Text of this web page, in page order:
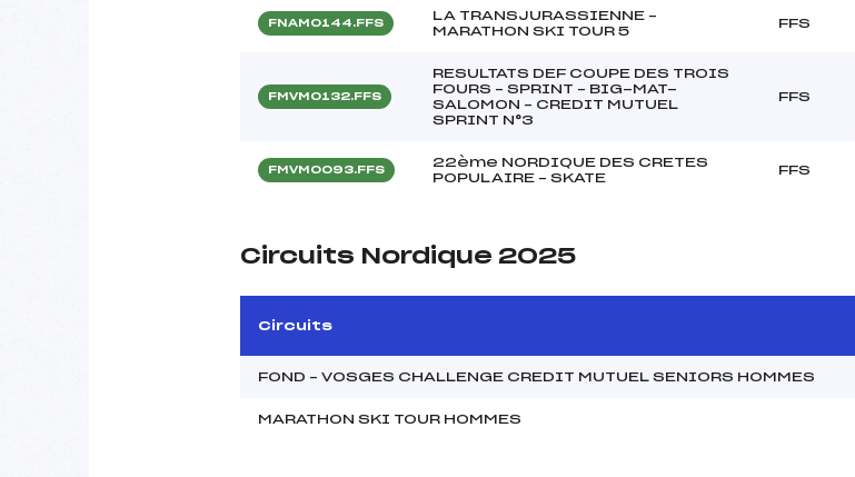
FNAM0144.FFS
LA TRANSJURASSIENNE –
MARATHON SKI TOUR 5
FFS
FMVM0132.FFS
RESULTATS DEF COUPE DES TROIS
FOURS – SPRINT – BIG-MAT-
SALOMON – CREDIT MUTUEL
SPRINT N°3
FFS
FMVM0093.FFS
22ème NORDIQUE DES CRETES
POPULAIRE – SKATE
FFS
Circuits Nordique 2025
Circuits
FOND – VOSGES CHALLENGE CREDIT MUTUEL SENIORS HOMMES
MARATHON SKI TOUR HOMMES